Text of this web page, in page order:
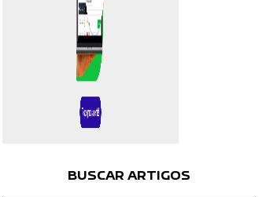
BUSCAR ARTIGOS